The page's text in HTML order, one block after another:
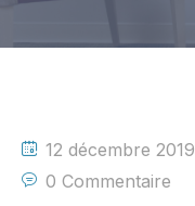
12 décembre 2019
0 Commentaire